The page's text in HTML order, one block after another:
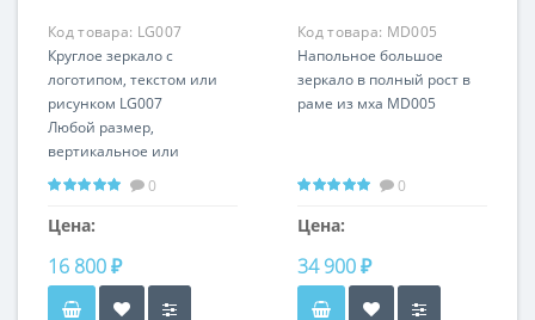
Код товара: LG007
Круглое зеркало с
логотипом, текстом или
рисунком LG007
Любой размер,
вертикальное или
горизонтальное
0
Цена:
16 800 ₽
Код товара: MD005
Напольное большое
зеркало в полный рост в
раме из мха MD005
0
Цена:
34 900 ₽